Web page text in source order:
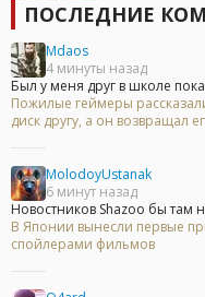
ПОСЛЕДНИЕ
Mdaos
4 минуты назад
Был у меня друг в школе
Пожилые геймеры
диск другу, а он возвращал
MolodoyUstanak
6 минут назад
Новостников Shazoo бы там
В Японии вынесли первые
спойлерами фильмов